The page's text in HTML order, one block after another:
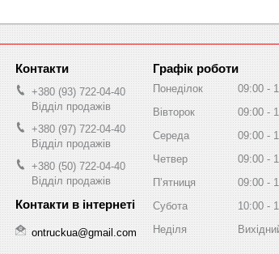
+380 (93) 722-04-40
Відділ продажів
+380 (97) 722-04-40
Відділ продажів
+380 (50) 722-04-40
Відділ продажів
ontruckua@gmail.com
Графік роботи
Понеділок 09:00
Вівторок
09:00
Середа
09:00
Четвер
09:00
Пʼятниця
09:00
Субота
10:00
Неділя